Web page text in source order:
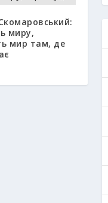
миру,
мир там, де